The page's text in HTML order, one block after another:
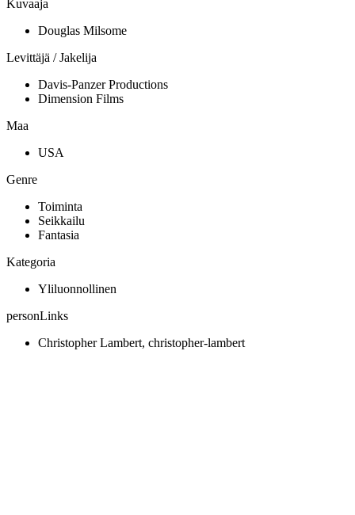
Kuvaaja
Douglas Milsome
Levittäjä / Jakelija
Davis-Panzer Productions
Dimension Films
Maa
USA
Genre
Toiminta
Seikkailu
Fantasia
Kategoria
Yliluonnollinen
personLinks
Christopher Lambert, christopher-lambert